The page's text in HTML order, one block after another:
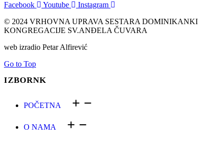
Facebook Youtube
Instagram
© 2024 VRHOVNA UPRAVA SESTARA DOMINIKANKI
KONGREGACIJE SV.ANĐELA ČUVARA
web izradio Petar Alfirević
Go to Top
IZBORNK
POČETNA
O NAMA